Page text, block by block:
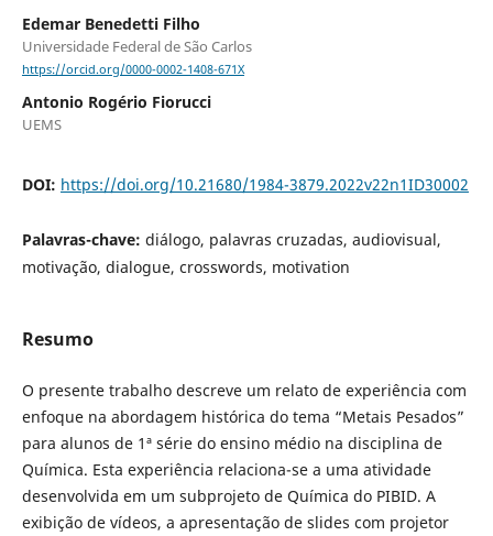
Edemar Benedetti Filho
Universidade Federal de São Carlos
https://orcid.org/0000-0002-1408-671X
Antonio Rogério Fiorucci
UEMS
DOI: https://doi.org/10.21680/1984-3879.2022v22n1ID30002
Palavras-chave: diálogo, palavras cruzadas, audiovisual,
motivação, dialogue, crosswords, motivation
Resumo
O presente trabalho descreve um relato de experiência com
enfoque na abordagem histórica do tema “Metais Pesados”
para alunos de 1ª série do ensino médio na disciplina de
Química. Esta experiência relaciona-se a uma atividade
desenvolvida em um subprojeto de Química do PIBID. A
exibição de vídeos, a apresentação de slides com projetor